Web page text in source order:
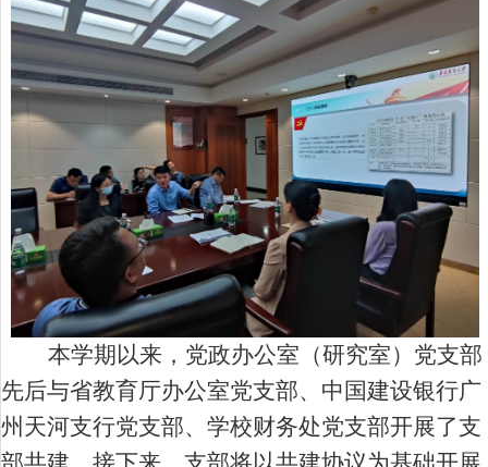
本学期以来，党政办公室（研究室）党支部
先后与省教育厅办公室党支部、中国建设银行广
州天河支行党支部、学校财务处党支部开展了支